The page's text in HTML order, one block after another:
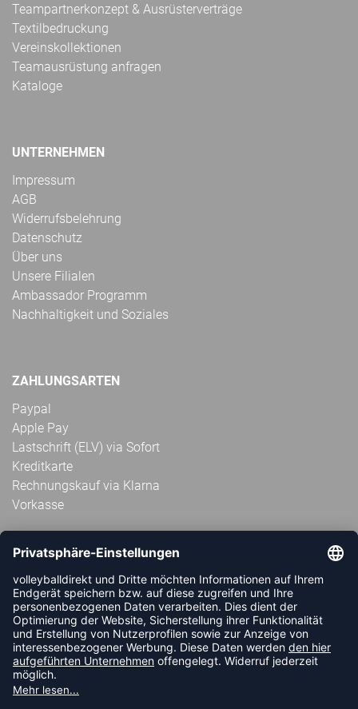
Teampartnerkonzept & Ausrüsterverträge
Textilbedruckung
Vereinskollektionen
Teamausrüstung anfragen
Kataloge
UNTERNEHMEN
Impressum
AGB
Widerrufsbelehrung
Datenschutz
Über uns
Unsere Filialen
Ambassador Programm
Nachhaltigkeit und Soziales
ZAHLUNGSARTEN
Paypal
Apple Pay
Lastschrift (ELV) via Sofort
Kreditkarte
Rechnungskauf via Klarna
Vorkasse
ABONNIERE JETZT DEN KOSTENLOSEN
VOLLEYBALLDIREKT-NEWSLETTER UND VERPASSE KEINE
NEUIGKEIT ODER AKTION MEHR.
JETZT ANMELDEN